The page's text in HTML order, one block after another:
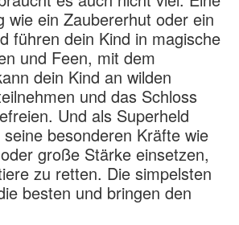
wie ein Zaubererhut oder ein
führen dein Kind in magische
und Feen, mit dem
dein Kind an wilden
und das Schloss
Und als Superheld
besonderen Kräfte wie
große Stärke einsetzen,
zu retten. Die simpelsten
besten und bringen den